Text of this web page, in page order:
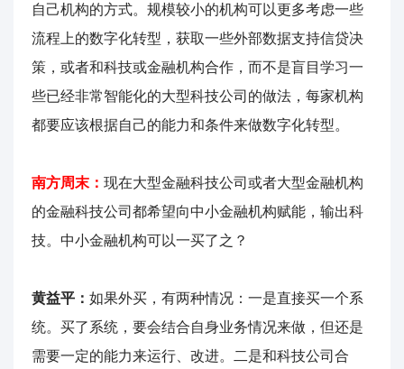
自己机构的方式。规模较小的机构可以更多考虑一些
流程上的数字化转型，获取一些外部数据支持信贷决
策，或者和科技或金融机构合作，而不是盲目学习一
些已经非常智能化的大型科技公司的做法，每家机构
都要应该根据自己的能力和条件来做数字化转型。
南方周末： 现在大型金融科技公司或者大型金融机构
的金融科技公司都希望向中小金融机构赋能，输出科
技。中小金融机构可以一买了之？
黄益平： 如果外买，有两种情况：一是直接买一个系
统。买了系统，要会结合自身业务情况来做，但还是
需要一定的能力来运行、改进。二是和科技公司合